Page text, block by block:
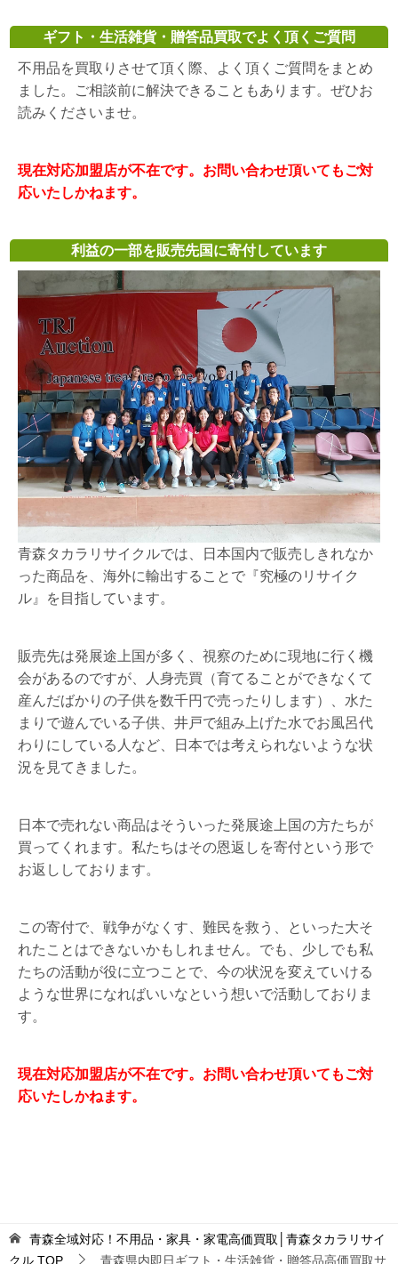
ギフト・生活雑貨・贈答品買取でよく頂くご質問
不用品を買取りさせて頂く際、よく頂くご質問をまとめ
ました。ご相談前に解決できることもあります。ぜひお
読みくださいませ。
現在対応加盟店が不在です。お問い合わせ頂いてもご対
応いたしかねます。
利益の一部を販売先国に寄付しています
青森タカラリサイクルでは、日本国内で販売しきれなか
った商品を、海外に輸出することで『究極のリサイク
ル』を目指しています。
販売先は発展途上国が多く、視察のために現地に行く機
会があるのですが、人身売買（育てることができなくて
産んだばかりの子供を数千円で売ったりします）、水た
まりで遊んでいる子供、井戸で組み上げた水でお風呂代
わりにしている人など、日本では考えられないような状
況を見てきました。
日本で売れない商品はそういった発展途上国の方たちが
買ってくれます。私たちはその恩返しを寄付という形で
お返ししております。
この寄付で、戦争がなくす、難民を救う、といった大そ
れたことはできないかもしれません。でも、少しでも私
たちの活動が役に立つことで、今の状況を変えていける
ような世界になればいいなという想いで活動しておりま
す。
現在対応加盟店が不在です。お問い合わせ頂いてもご対
応いたしかねます。
青森全域対応！不用品・家具・家電高価買取│青森タカラリサイ
クル TOP 青森県内即日ギフト・生活雑貨・贈答品高価買取サ